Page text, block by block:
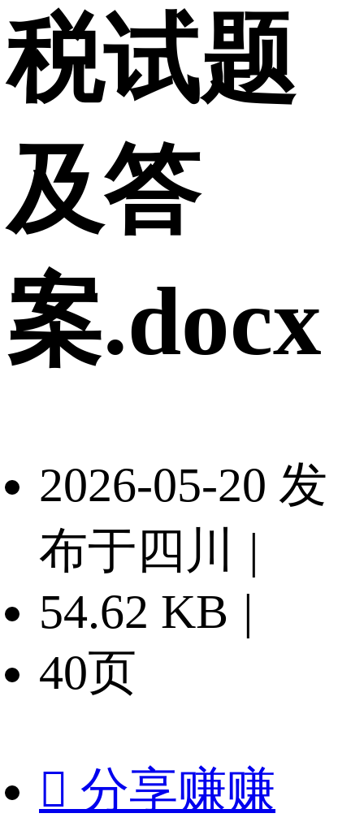
税试题
及答
案.docx
2026-05-20 发
布于四川
|
54.62 KB |
40页
 分享赚赚